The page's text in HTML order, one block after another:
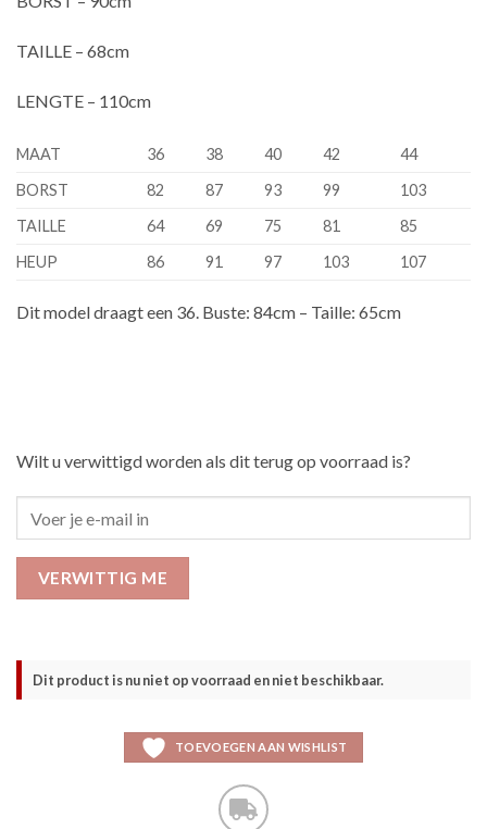
TAILLE – 68cm
LENGTE – 110cm
MAAT 36 38 40 42
44
BORST
82 87 93 99
103
TAILLE
64 69 75 81
85
HEUP
86 91 97 103 107
Dit model draagt een 36. Buste: 84cm – Taille: 65cm
Wilt u verwittigd worden als dit terug op voorraad is?
VERWITTIG ME
Dit product is nu niet op voorraad en niet beschikbaar.
TOEVOEGEN AAN WISHLIST